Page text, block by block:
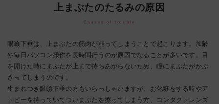
上まぶたのたるみの原因
Causes of trouble
眼瞼下垂は、上まぶたの筋肉が弱ってしまうことで起こります。加齢
や毎日パソコン操作を長時間行うのが原因でなることが多いです。目
を開けた時にまぶたが上まで持ちあがらないため、瞳にまぶたがかぶ
さってしまうのです。
生まれつき眼瞼下垂の方もいらっしゃいますが、お化粧をする時やア
トピーを持っていてついまぶたを擦ってしまう方、コンタクトレンズ